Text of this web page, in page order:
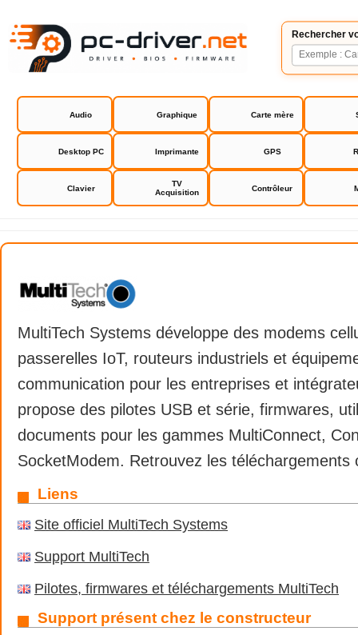
Rechercher
Audio Graphique Carte mère
Desktop PC Imprimante GPS
Clavier
TV
Acquisition
Contrôleur
MultiTech Systems
MultiTech Systems développe des modems
passerelles IoT, routeurs industriels et
communication pour les entreprises et
propose des pilotes USB et série, firmwares,
documents pour les gammes MultiConnect,
SocketModem. Retrouvez les téléchargements
Liens
Site officiel MultiTech Systems
Support MultiTech
Pilotes, firmwares et téléchargements MultiTech
Support présent chez le constructeur